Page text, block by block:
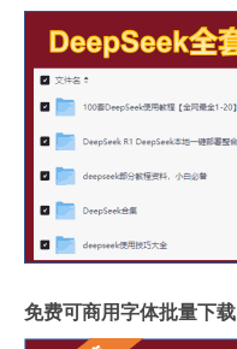
免费可商用字体批量下载